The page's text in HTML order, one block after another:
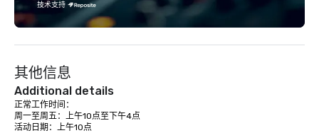
技术支持
其他信息
Additional details
正常工作时间：
周一至周五：上午10点至下午4点
活动日期：上午10点